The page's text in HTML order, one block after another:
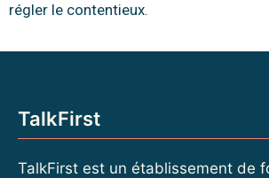
régler le contentieux.
TalkFirst
TalkFirst est un établissement de